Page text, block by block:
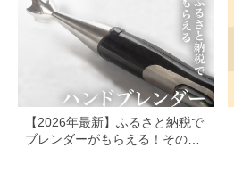
【2026年最新】ふるさと納税で
ブレンダーがもらえる！その他